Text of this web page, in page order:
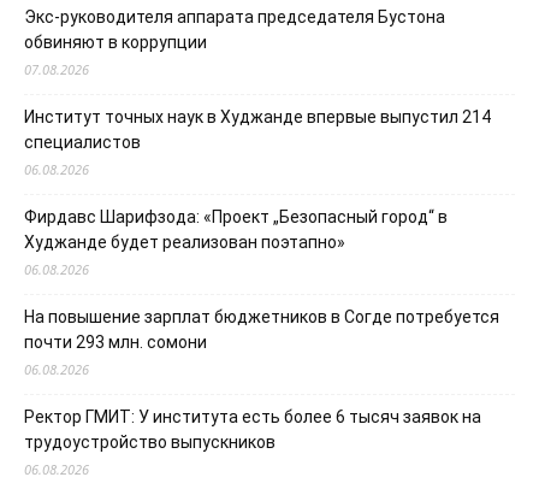
Экс-руководителя аппарата председателя Бустона
обвиняют в коррупции
07.08.2026
Институт точных наук в Худжанде впервые выпустил 214
специалистов
06.08.2026
Фирдавс Шарифзода: «Проект „Безопасный город“ в
Худжанде будет реализован поэтапно»
06.08.2026
На повышение зарплат бюджетников в Согде потребуется
почти 293 млн. сомони
06.08.2026
Ректор ГМИТ: У института есть более 6 тысяч заявок на
трудоустройство выпускников
06.08.2026